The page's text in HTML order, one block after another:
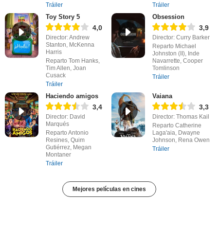
Tráiler
Tráiler
Toy Story 5
4,0
Director: Andrew
Stanton, McKenna
Harris
Reparto Tom Hanks,
Tim Allen, Joan
Cusack
Tráiler
Obsession
3,9
Director: Curry Barker
Reparto Michael
Johnston (II), Inde
Navarrette, Cooper
Tomlinson
Tráiler
Haciendo amigos
3,4
Director: David
Marqués
Reparto Antonio
Resines, Quim
Gutiérrez, Megan
Montaner
Tráiler
Vaiana
3,3
Director: Thomas Kail
Reparto Catherine
Laga'aia, Dwayne
Johnson, Rena Owen
Tráiler
Mejores películas en cines